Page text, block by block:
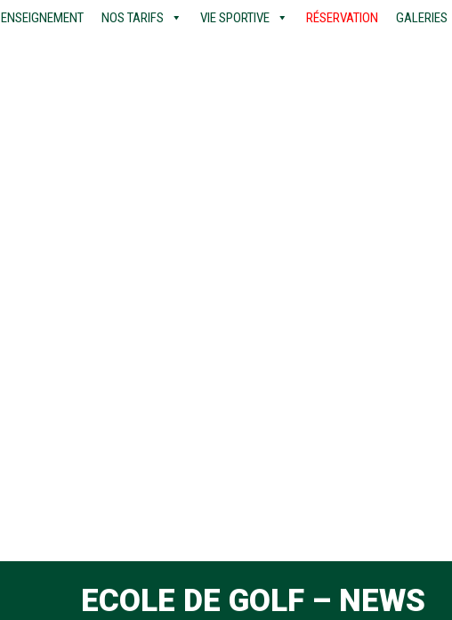
ENSEIGNEMENT NOS TARIFS VIE SPORTIVE RÉSERVATION GALERIES
ECOLE DE GOLF – NEWS